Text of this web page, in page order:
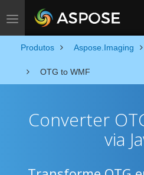
Toggle navigation
Produtos Aspose.Imaging
OTG to WMF
Converter
via